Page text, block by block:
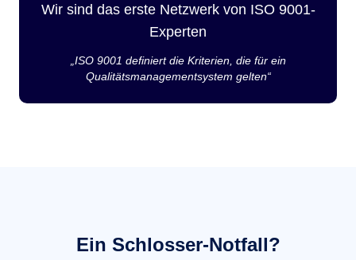
Wir sind das erste Netzwerk von ISO 9001-
Experten
„ISO 9001 definiert die Kriterien, die für ein
Qualitätsmanagementsystem gelten“
Ein Schlosser-Notfall?